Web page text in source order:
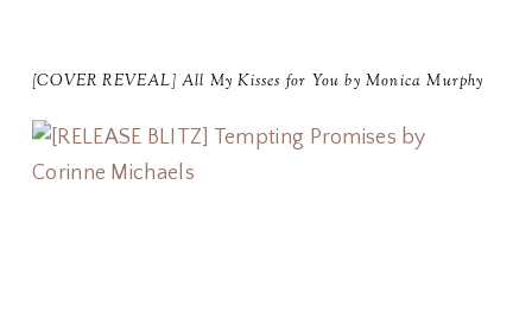
[COVER REVEAL] All My Kisses for You by Monica Murphy